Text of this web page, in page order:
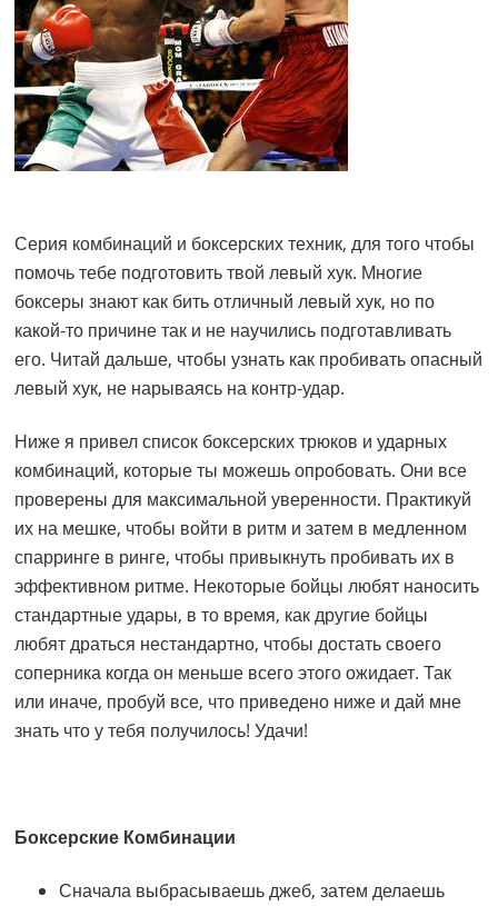
Серия комбинаций и боксерских техник, для того чтобы
помочь тебе подготовить твой левый хук. Многие
боксеры знают как бить отличный левый хук, но по
какой-то причине так и не научились подготавливать
его. Читай дальше, чтобы узнать как пробивать опасный
левый хук, не нарываясь на контр-удар.
Ниже я привел список боксерских трюков и ударных
комбинаций, которые ты можешь опробовать. Они все
проверены для максимальной уверенности. Практикуй
их на мешке, чтобы войти в ритм и затем в медленном
спарринге в ринге, чтобы привыкнуть пробивать их в
эффективном ритме. Некоторые бойцы любят наносить
стандартные удары, в то время, как другие бойцы
любят драться нестандартно, чтобы достать своего
соперника когда он меньше всего этого ожидает. Так
или иначе, пробуй все, что приведено ниже и дай мне
знать что у тебя получилось! Удачи!
Боксерские Комбинации
Сначала выбрасываешь джеб, затем делаешь